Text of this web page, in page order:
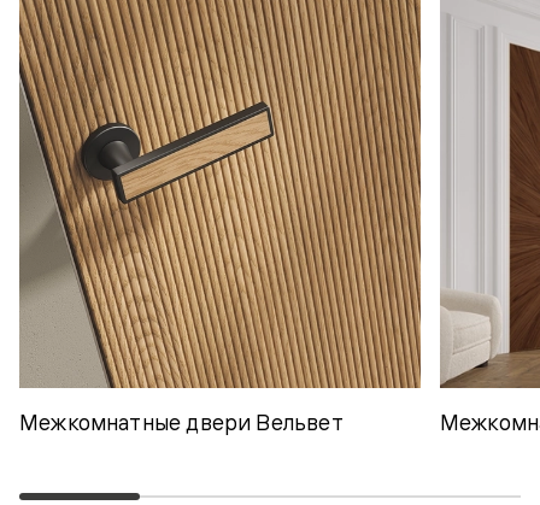
Межкомнатные двери Вельвет